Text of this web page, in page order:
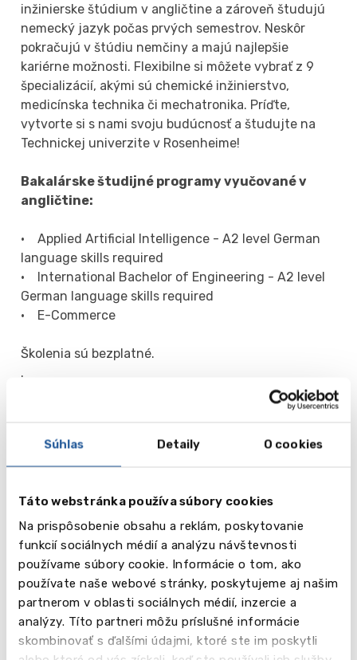
Súhlas Detaily O cookies
Táto webstránka používa súbory cookies
Na prispôsobenie obsahu a reklám, poskytovanie
funkcií sociálnych médií a analýzu návštevnosti
používame súbory cookie. Informácie o tom, ako
používate naše webové stránky, poskytujeme aj našim
partnerom v oblasti sociálnych médií, inzercie a
analýzy. Títo partneri môžu príslušné informácie
skombinovať s ďalšími údajmi, ktoré ste im poskytli
inžinierske štúdium v angličtine a zároveň študujú
nemecký jazyk počas prvých semestrov. Neskôr
pokračujú v štúdiu nemčiny a majú najlepšie
kariérne možnosti. Flexibilne si môžete vybrať z 9
špecializácií, akými sú chemické inžinierstvo,
medicínska technika či mechatronika. Príďte,
vytvorte si s nami svoju budúcnosť a študujte na
Technickej univerzite v Rosenheime!
Bakalárske študijné programy vyučované v
angličtine:
• Applied Artificial Intelligence - A2 level German
language skills required
• International Bachelor of Engineering - A2 level
German language skills required
• E-Commerce
Školenia sú bezplatné.
.
vēl